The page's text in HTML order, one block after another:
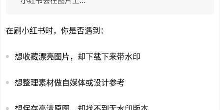
在刷小红书时，你是否遇到：
想收藏漂亮图片，却下载下来带水印
想整理素材做自媒体或设计参考